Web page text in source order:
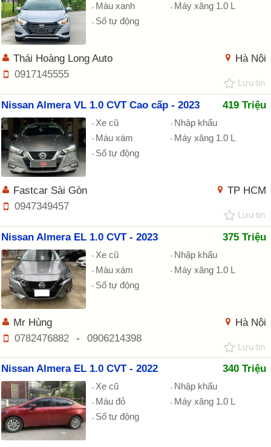
Màu xanh
Máy xăng 1.0 L
Số tự động
Hà Nội
Thái Hoàng Long Auto
0917145555
Lưu tin
Nissan Almera VL 1.0 CVT Cao cấp - 2023 419 Triệu
Xe cũ
Nhập khẩu
Màu xám
Máy xăng 1.0 L
Số tự động
TP HCM
Fastcar Sài Gòn
0947349457
Lưu tin
Nissan Almera EL 1.0 CVT - 2023 375 Triệu
Xe cũ
Nhập khẩu
Màu xám
Máy xăng 1.0 L
Số tự động
Hà Nội
Mr Hùng
0782476882
- 0906214398
Lưu tin
Nissan Almera EL 1.0 CVT - 2022 340 Triệu
Xe cũ
Nhập khẩu
Màu đỏ
Máy xăng 1.0 L
Số tự động